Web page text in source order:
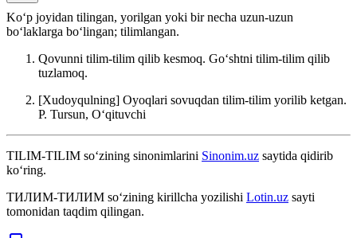
Koʻp joyidan tilingan, yorilgan yoki bir necha uzun-uzun
boʻlaklarga boʻlingan; tilimlangan.
Qovunni tilim-tilim qilib kesmoq. Goʻshtni tilim-tilim qilib
tuzlamoq.
[Xudoyqulning] Oyoqlari sovuqdan tilim-tilim yorilib ketgan.
P. Tursun, Oʻqituvchi
TILIM-TILIM so‘zining sinonimlarini Sinonim.uz saytida qidirib
ko‘ring.
ТИЛИМ-ТИЛИМ so‘zining kirillcha yozilishi Lotin.uz sayti
tomonidan taqdim qilingan.